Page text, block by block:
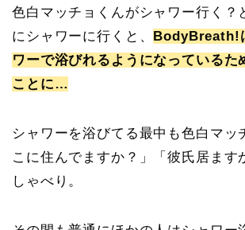
色白マッチョくんがシャワー行く？
にシャワーに行くと、 BodyBreath!
ワーで浴びれるようになっているた
ことに…
シャワーを浴びてる最中も色白マッ
こに住んでますか？」「彼氏居ます
しゃべり。